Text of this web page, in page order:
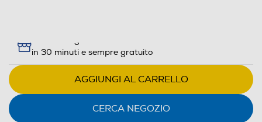
in 30 minuti e sempre gratuito
AGGIUNGI AL CARRELLO
CERCA NEGOZIO